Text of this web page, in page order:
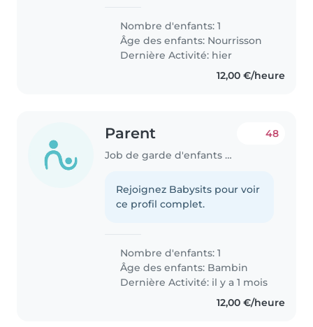
Nombre d'enfants: 1
Âge des enfants: Nourrisson
Dernière Activité: hier
12,00 €/heure
Parent
Job de garde d'enfants à Puteaux
48
Rejoignez Babysits pour voir
ce profil complet.
Nombre d'enfants: 1
Âge des enfants: Bambin
Dernière Activité: il y a 1 mois
12,00 €/heure